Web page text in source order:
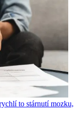
to stárnutí mozku,